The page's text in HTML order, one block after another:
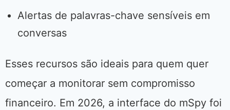
Alertas de palavras-chave sensíveis em
conversas
Esses recursos são ideais para quem quer
começar a monitorar sem compromisso
financeiro. Em 2026, a interface do mSpy foi